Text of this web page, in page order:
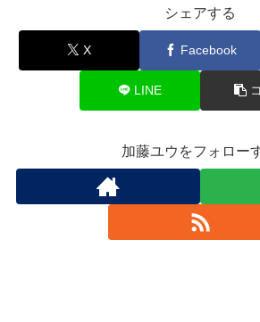
シェアする
X Facebook
LINE
加藤ユウをフォロー